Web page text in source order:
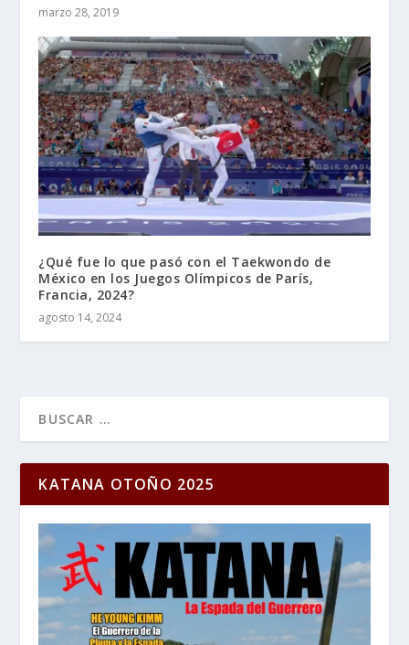
marzo 28, 2019
¿Qué fue lo que pasó con el Taekwondo de
México en los Juegos Olímpicos de París,
Francia, 2024?
agosto 14, 2024
KATANA OTOÑO 2025